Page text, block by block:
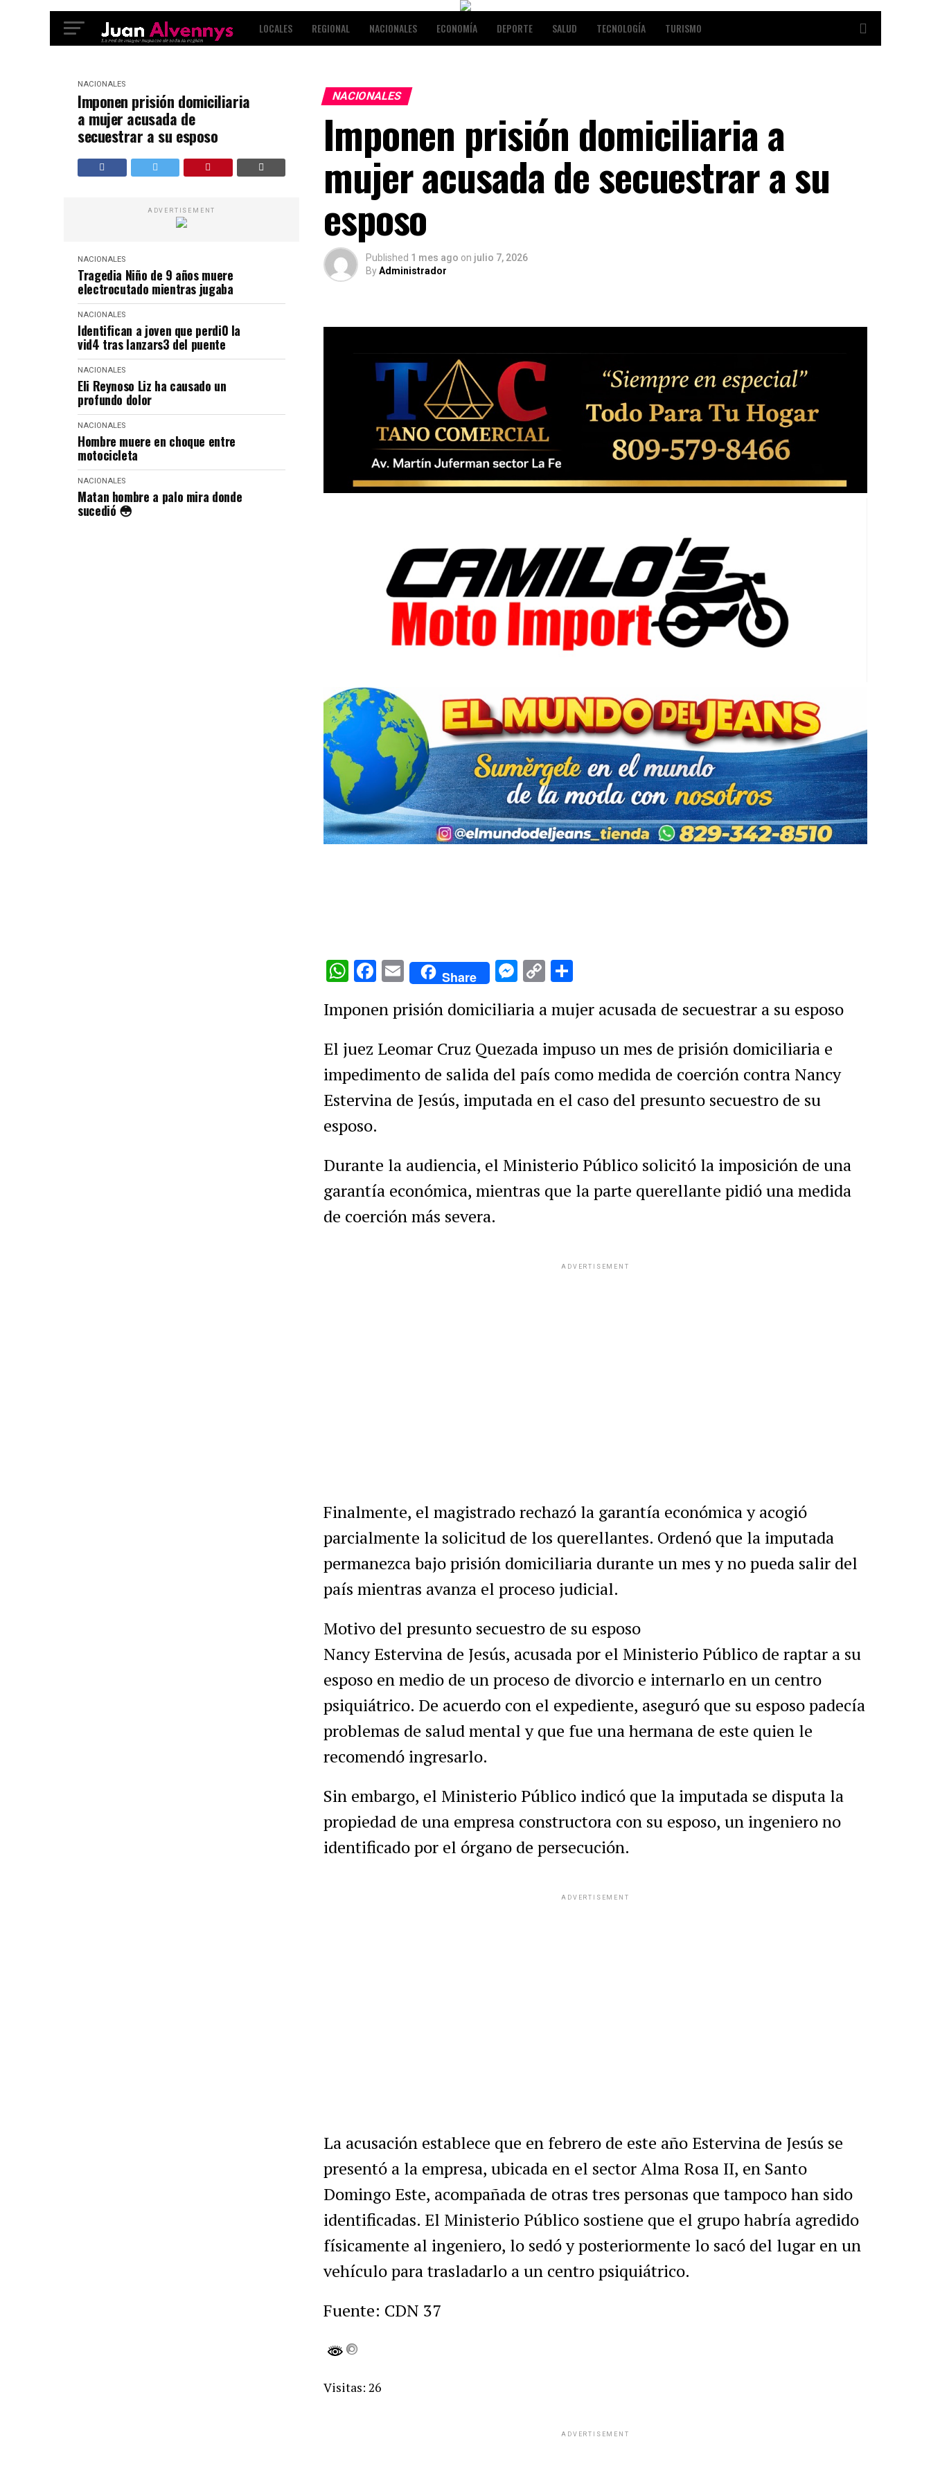
LOCALES REGIONAL NACIONALES ECONOMÍA DEPORTE SALUD TECNOLOGÍA TURISMO
NACIONALES
Imponen prisión domiciliaria
a mujer acusada de
secuestrar a su esposo
ADVERTISEMENT
NACIONALES
Tragedia Niño de 9 años muere
electrocutado mientras jugaba
NACIONALES
Identifican a joven que perdi0 la
vid4 tras lanzars3 del puente
NACIONALES
Eli Reynoso Liz ha causado un
profundo dolor
NACIONALES
Hombre muere en choque entre
motocicleta
NACIONALES
Matan hombre a palo mira donde
sucedió 😳
NACIONALES
Imponen prisión domiciliaria a
mujer acusada de secuestrar a su
esposo
Published 1 mes ago on julio 7, 2026
ByAdministrador
WhatsApp
Facebook
EmailShare Messenger
Copy
Imponen prisión domiciliaria a mujer acusada de secuestrar a su esposo
El juez Leomar Cruz Quezada impuso un mes de prisión domiciliaria e
impedimento de salida del país como medida de coerción contra Nancy
Estervina de Jesús, imputada en el caso del presunto secuestro de su
esposo.
Durante la audiencia, el Ministerio Público solicitó la imposición de una
garantía económica, mientras que la parte querellante pidió una medida
de coerción más severa.
ADVERTISEMENT
Finalmente, el magistrado rechazó la garantía económica y acogió
parcialmente la solicitud de los querellantes. Ordenó que la imputada
permanezca bajo prisión domiciliaria durante un mes y no pueda salir del
país mientras avanza el proceso judicial.
Motivo del presunto secuestro de su esposo
Nancy Estervina de Jesús, acusada por el Ministerio Público de raptar a su
esposo en medio de un proceso de divorcio e internarlo en un centro
psiquiátrico. De acuerdo con el expediente, aseguró que su esposo padecía
problemas de salud mental y que fue una hermana de este quien le
recomendó ingresarlo.
Sin embargo, el Ministerio Público indicó que la imputada se disputa la
propiedad de una empresa constructora con su esposo, un ingeniero no
identificado por el órgano de persecución.
ADVERTISEMENT
La acusación establece que en febrero de este año Estervina de Jesús se
presentó a la empresa, ubicada en el sector Alma Rosa II, en Santo
Domingo Este, acompañada de otras tres personas que tampoco han sido
identificadas. El Ministerio Público sostiene que el grupo habría agredido
físicamente al ingeniero, lo sedó y posteriormente lo sacó del lugar en un
vehículo para trasladarlo a un centro psiquiátrico.
Fuente: CDN 37
Visitas: 26
ADVERTISEMENT